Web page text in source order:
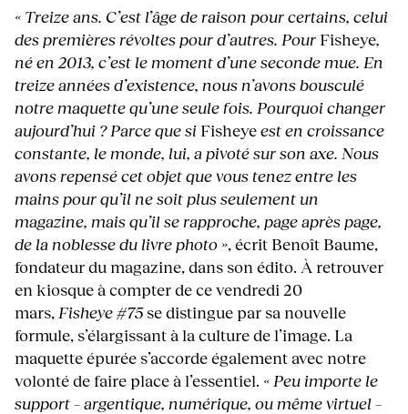
« Treize ans. C’est l’âge de raison pour certains, celui
des premières révoltes pour d’autres. Pour Fisheye,
né en 2013, c’est le moment d’une seconde mue. En
treize années d’existence, nous n’avons bousculé
notre maquette qu’une seule fois. Pourquoi changer
aujourd’hui ? Parce que si Fisheyeest en croissance
constante, le monde, lui, a pivoté sur son axe. Nous
avons repensé cet objet que vous tenez entre les
mains pour qu’il ne soit plus seulement un
magazine, mais qu’il se rapproche, page après page,
de la noblesse du livre photo », écrit Benoît Baume,
fondateur du magazine, dans son édito. À retrouver
en kiosque à compter de ce vendredi 20
mars, Fisheye #75se distingue par sa nouvelle
formule, s’élargissant à la culture de l’image. La
maquette épurée s’accorde également avec notre
volonté de faire place à l’essentiel. « Peu importe le
support – argentique, numérique, ou même virtuel –